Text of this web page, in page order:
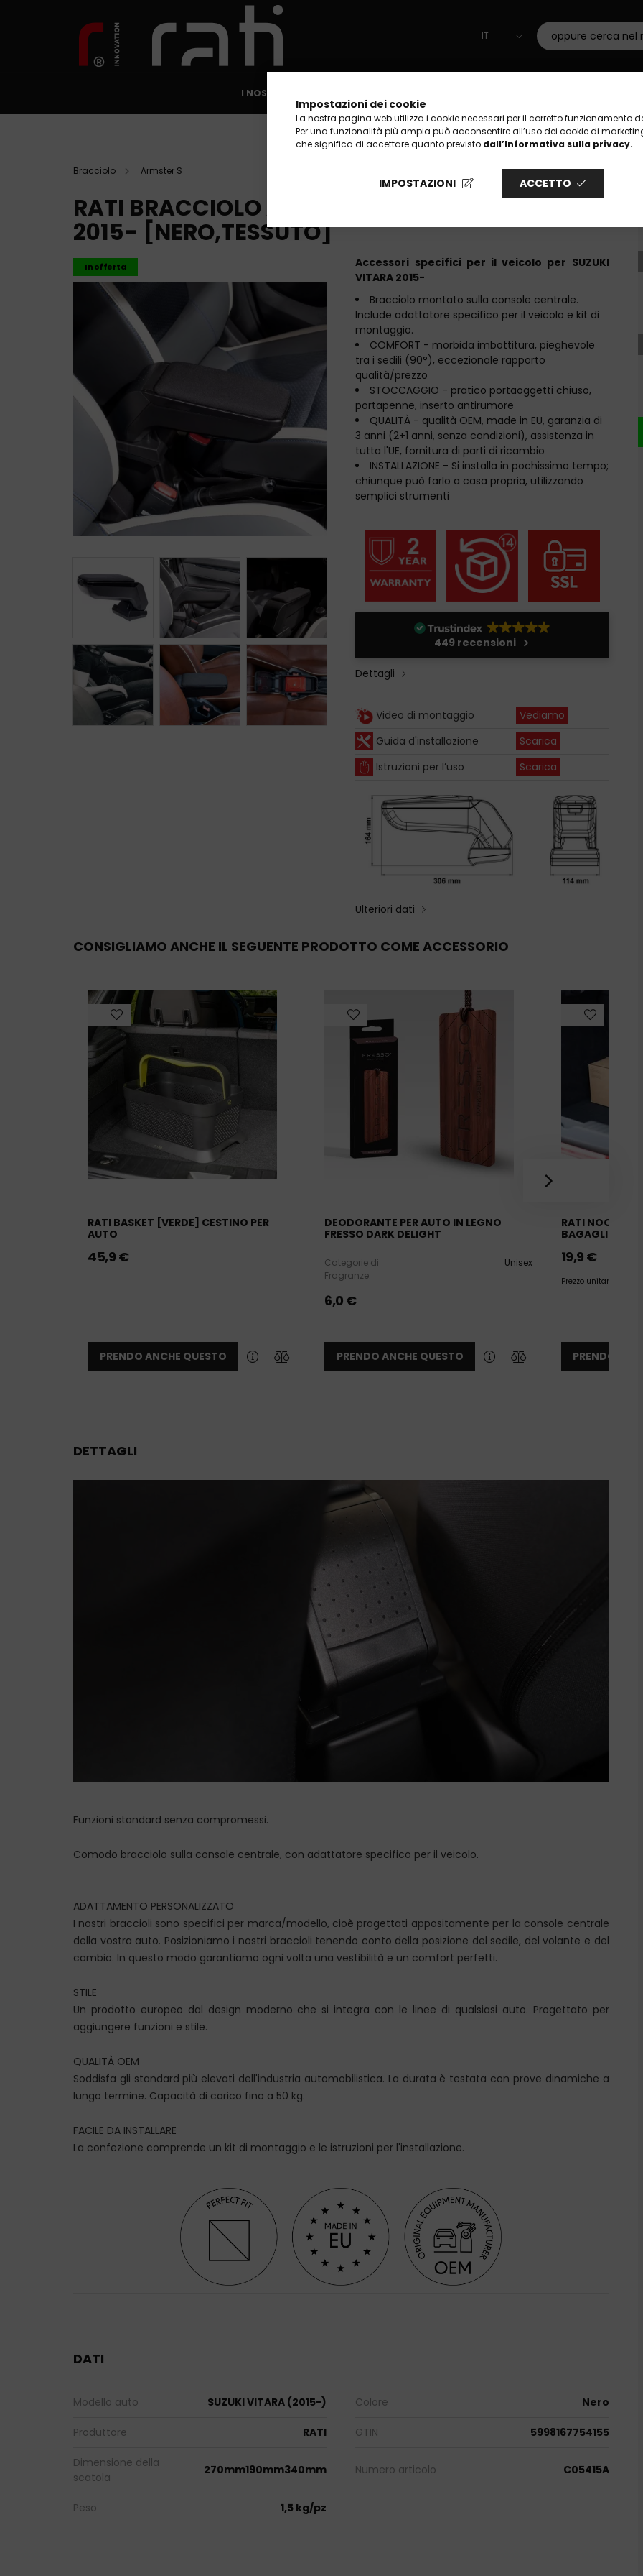
I NOSTRI PRODOTTI
Bracciolo Armster S
RATI BRACCIOLO ARMSTER S SUZUKI VITARA
2015- [NERO,TESSUTO]
In offerta
Accessori specifici per il veicolo per SUZUKI
VITARA 2015-
Bracciolo montato sulla console centrale.
Include adattatore specifico per il veicolo e kit di
montaggio.
COMFORT - morbida imbottitura, pieghevole
tra i sedili (90°), eccezionale rapporto
qualità/prezzo
STOCCAGGIO - pratico portaoggetti chiuso,
portapenne, inserto antirumore
QUALITÀ - qualità OEM, made in EU, garanzia di
3 anni (2+1 anni, senza condizioni), assistenza in
tutta l'UE, fornitura di parti di ricambio
INSTALLAZIONE - Si installa in pochissimo tempo;
chiunque può farlo a casa propria, utilizzando
semplici strumenti
449 recensioni
Dettagli
Video di montaggio
Vediamo
Guida d'installazione
Scarica
Istruzioni per l’uso
Scarica
Ulteriori dati
CONSIGLIAMO ANCHE IL SEGUENTE PRODOTTO COME ACCESSORIO
RATI BASKET [VERDE] CESTINO PER
AUTO
45,9 €
PRENDO ANCHE QUESTO
DEODORANTE PER AUTO IN LEGNO
FRESSO DARK DELIGHT
Categorie di
Fragranze:
Unisex
6,0 €
PRENDO ANCHE QUESTO
RATI NOOK -
BAGAGLI
19,9 €
Prezzo unitario:
PRENDO
DETTAGLI
Funzioni standard senza compromessi.
Comodo bracciolo sulla console centrale, con adattatore specifico per il veicolo.
ADATTAMENTO PERSONALIZZATO
I nostri braccioli sono specifici per marca/modello, cioè progettati appositamente per la console centrale
della vostra auto. Posizioniamo i nostri braccioli tenendo conto della posizione del sedile, del volante e del
cambio. In questo modo garantiamo ogni volta una vestibilità e un comfort perfetti.
STILE
Un prodotto europeo dal design moderno che si integra con le linee di qualsiasi auto. Progettato per
aggiungere funzioni e stile.
QUALITÀ OEM
Soddisfa gli standard più elevati dell'industria automobilistica. La durata è testata con prove dinamiche a
lungo termine. Capacità di carico fino a 50 kg.
FACILE DA INSTALLARE
La confezione comprende un kit di montaggio e le istruzioni per l'installazione.
DATI
Modello auto SUZUKI VITARA (2015-) Colore Nero
Produttore RATI GTIN 5998167754155
Dimensione della
scatola
270mm190mm340mm Numero articolo C05415A
Peso 1,5 kg/pz
Impostazioni dei cookie
La nostra pagina web utilizza i cookie necessari per il corretto funzionamento
Per una funzionalità più ampia può acconsentire all’uso dei cookie di
che significa di accettare quanto previsto dall’Informativa sulla privacy.
IMPOSTAZIONI ACCETTO